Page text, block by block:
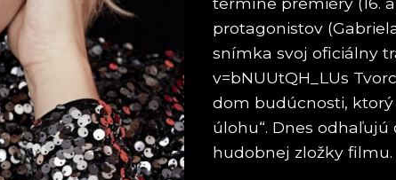
protagonistov
snímka svoj oficiálny
v=bNUUtQH_LUs
dom budúcnosti, ktorý
úlohu“. Dnes
hudobnej zložky filmu.